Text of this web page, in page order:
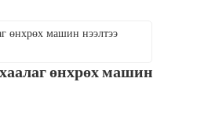
өнхрөх машин